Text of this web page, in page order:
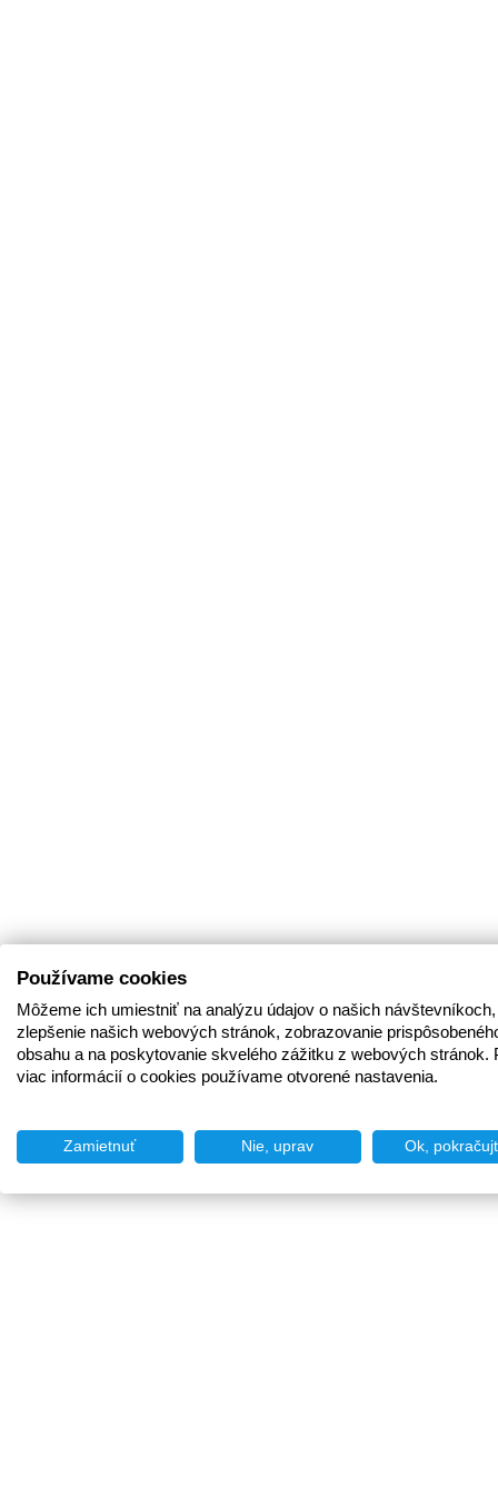
Používame cookies
Môžeme ich umiestniť na analýzu údajov o našich
zlepšenie našich webových stránok, zobrazovanie
obsahu a na poskytovanie skvelého zážitku z webových stránok.
viac informácií o cookies používame otvorené nastavenia.
Zamietnuť Nie, uprav Ok,